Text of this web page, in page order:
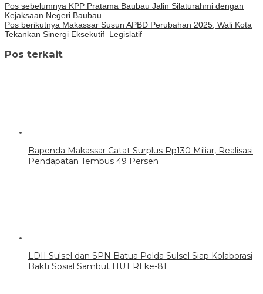
Pos sebelumnya KPP Pratama Baubau Jalin Silaturahmi dengan
Kejaksaan Negeri Baubau
Pos berikutnya Makassar Susun APBD Perubahan 2025, Wali Kota
Tekankan Sinergi Eksekutif–Legislatif
Pos terkait
Bapenda Makassar Catat Surplus Rp130 Miliar, Realisasi
Pendapatan Tembus 49 Persen
LDII Sulsel dan SPN Batua Polda Sulsel Siap Kolaborasi
Bakti Sosial Sambut HUT RI ke-81